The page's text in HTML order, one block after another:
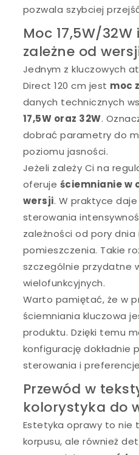
pozwala szybciej
Moc 17,5W/
zależne od
Jednym z kluczowych
Direct 120 cm jest moc
danych technicznych
17,5W oraz 32W.
dobrać parametry do
poziomu jasności.
Jeżeli zależy Ci na
oferuje ściemnianie w
wersji. W praktyce
sterowania
zależności od pory dnia
pomieszczenia. Takie
szczególnie przydatne
wielofunkcyjnych.
Warto pamiętać, że w
ściemniania kluczowa
produktu. Dzięki temu
konfigurację dokładnie
sterowania i
Przewód w
kolorystyka do
Estetyka oprawy to nie
korpusu, ale również